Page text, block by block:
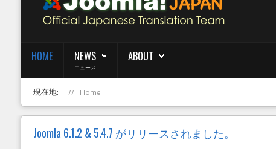
HOME NEWS
ニュース
ABOUT
現在地: Home
Joomla 6.1.2 & 5.4.7 がリリースされました。